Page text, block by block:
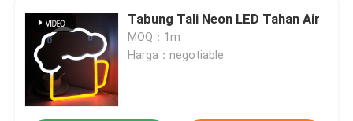
Tabung Tali Neon LED Tahan Air
MOQ：1m
Harga：negotiable